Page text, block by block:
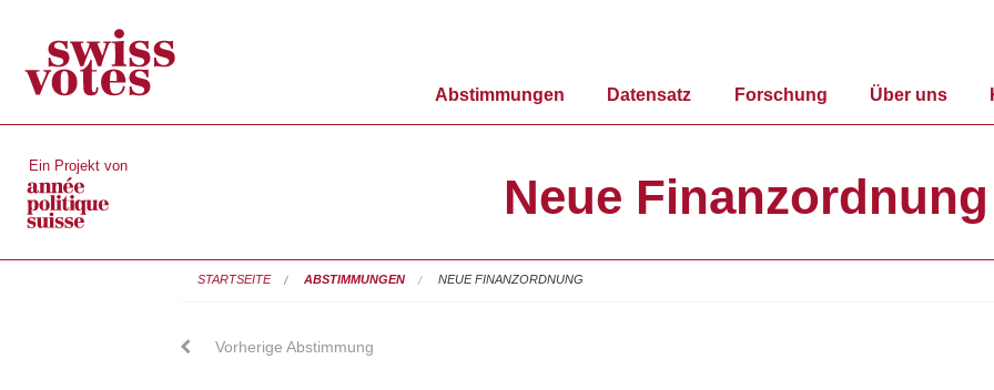
Abstimmungen Datensatz Forschung Über uns
Ein Projekt von
Neue Finanzordnung
STARTSEITE ABSTIMMUNGEN NEUE FINANZORDNUNG
Vorherige Abstimmung